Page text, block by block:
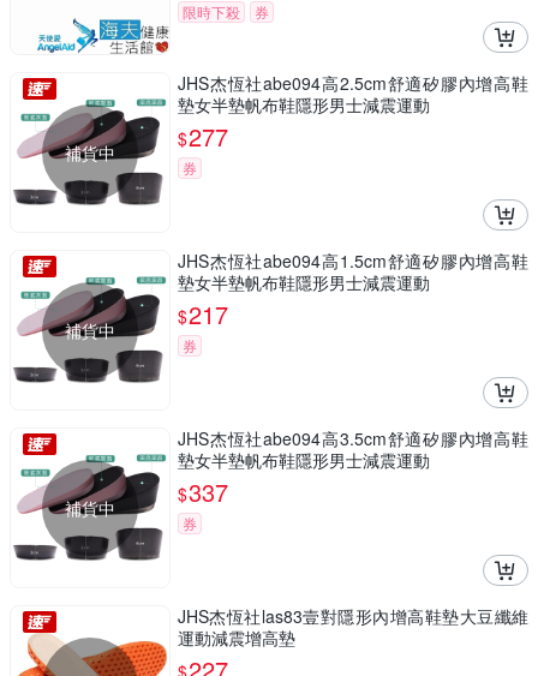
限時下殺 券
補貨中
JHS杰恆社abe094高2.5cm舒適矽膠內增高鞋
墊女半墊帆布鞋隱形男士減震運動
$277
券
補貨中
JHS杰恆社abe094高1.5cm舒適矽膠內增高鞋
墊女半墊帆布鞋隱形男士減震運動
$217
券
補貨中
JHS杰恆社abe094高3.5cm舒適矽膠內增高鞋
墊女半墊帆布鞋隱形男士減震運動
$337
券
JHS杰恆社las83壹對隱形內增高鞋墊大豆纖維
運動減震增高墊